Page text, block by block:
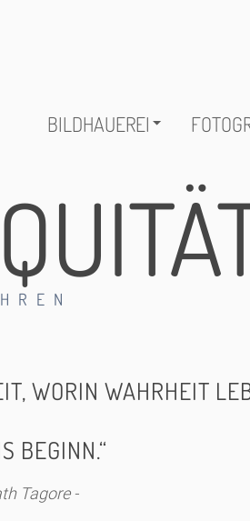
BILDHAUEREI
WORIN WAHRHEIT
BEGINN.“
Tagore-